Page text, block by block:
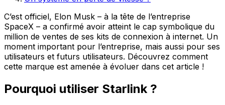
C’est officiel, Elon Musk – à la tête de l’entreprise
SpaceX – a confirmé avoir atteint le cap symbolique du
million de ventes de ses kits de connexion à internet. Un
moment important pour l’entreprise, mais aussi pour ses
utilisateurs et futurs utilisateurs. Découvrez comment
cette marque est amenée à évoluer dans cet article !
Pourquoi utiliser Starlink ?